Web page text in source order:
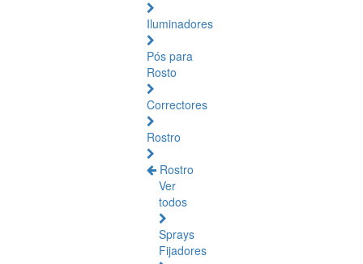
Iluminadores
Pós para
Rosto
Correctores
Rostro
Rostro
Ver
todos
Sprays
Fijadores